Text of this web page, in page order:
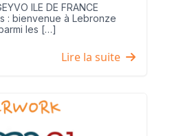
ILE DE FRANCE
: bienvenue à Lebronze
les […]
Lire la suite